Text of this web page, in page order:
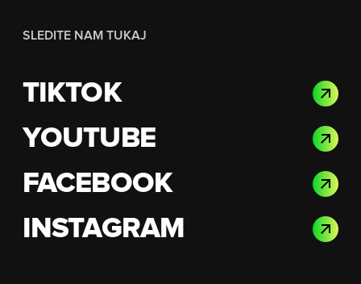
SLEDITE NAM TUKAJ
TIKTOK
YOUTUBE
FACEBOOK
INSTAGRAM